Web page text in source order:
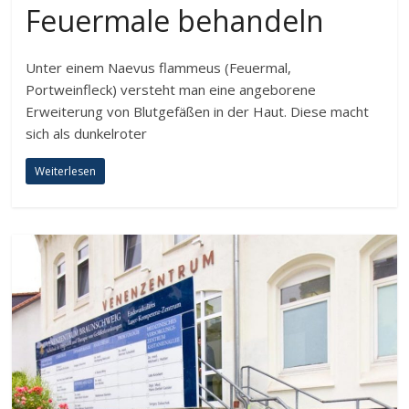
Feuermale behandeln
Unter einem Naevus flammeus (Feuermal,
Portweinfleck) versteht man eine angeborene
Erweiterung von Blutgefäßen in der Haut. Diese macht
sich als dunkelroter
Weiterlesen